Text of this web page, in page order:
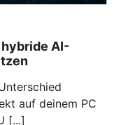
AI-
auf deinem PC
[...]